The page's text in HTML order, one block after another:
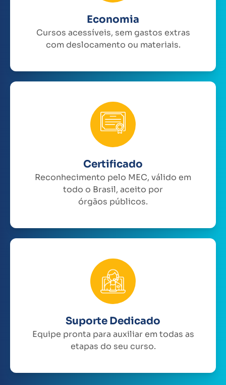
Economia
Cursos acessíveis, sem gastos extras
com deslocamento ou materiais.
Certificado
Reconhecimento pelo MEC, válido em
todo o Brasil, aceito por
órgãos públicos.
Suporte Dedicado
Equipe pronta para auxiliar em todas as
etapas do seu curso.